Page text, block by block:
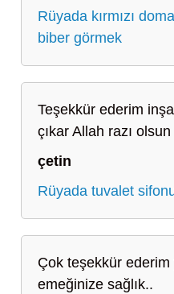
Rüyada kırmızı
biber görmek
Teşekkür ederim
çıkar Allah razı
çetin
Rüyada tuvalet
Çok teşekkür ederim
emeğinize sağlık..